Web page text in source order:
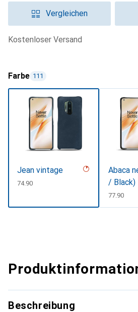
Vergleichen
kostenloser Versand
Farbe 111
Jean vintage
CHF
74.90
Abaca
/ Black)
CHF
77.90
Beschreibung